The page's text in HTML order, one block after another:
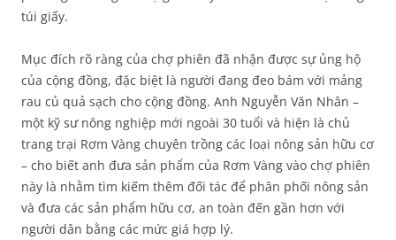
túi giấy.
Mục đích rõ ràng của chợ phiên đã nhận được sự ủng hộ
của cộng đồng, đặc biệt là người đang đeo bám với mảng
rau củ quả sạch cho cộng đồng. Anh Nguyễn Văn Nhân –
một kỹ sư nông nghiệp mới ngoài 30 tuổi và hiện là chủ
trang trại Rơm Vàng chuyên trồng các loại nông sản hữu cơ
– cho biết anh đưa sản phẩm của Rơm Vàng vào chợ phiên
này là nhằm tìm kiếm thêm đối tác để phân phối nông sản
và đưa các sản phẩm hữu cơ, an toàn đến gần hơn với
người dân bằng các mức giá hợp lý.